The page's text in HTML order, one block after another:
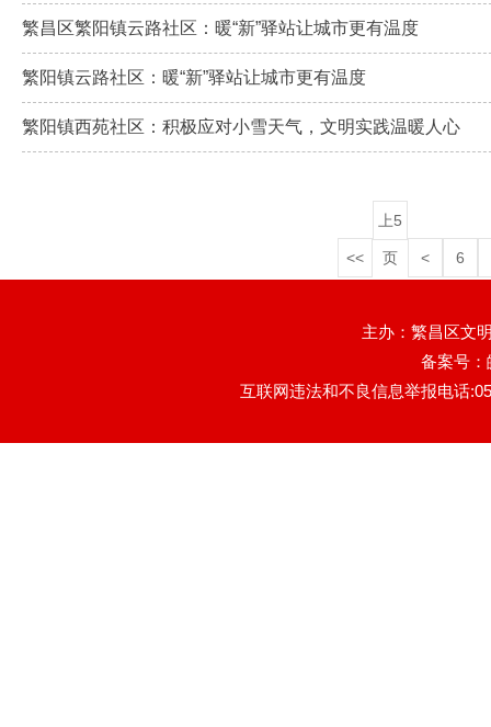
繁昌区繁阳镇云路社区：暖“新”驿站让城市更有温度
繁阳镇云路社区：暖“新”驿站让城市更有温度
繁阳镇西苑社区：积极应对小雪天气，文明实践温暖人心
<<
上5
页 < 6
主办：繁昌区文
备案号：
互联网违法和不良信息举报电话